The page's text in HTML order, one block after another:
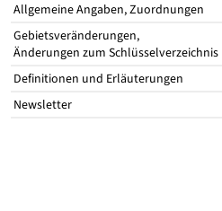
Allgemeine Angaben, Zuordnungen
Gebietsveränderungen,
Änderungen zum Schlüsselverzeichnis
Definitionen und Erläuterungen
Newsletter